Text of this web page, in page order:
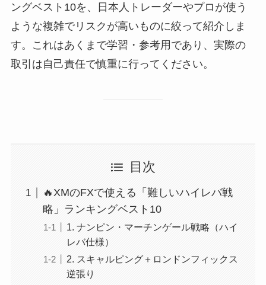
ングベスト10を、日本人トレーダーやプロが使う
ような複雑でリスクが高いものに絞って紹介しま
す。これはあくまで学習・参考用であり、実際の
取引は自己責任で慎重に行ってください。
目次
🔥XMのFXで使える「難しいハイレバ戦
略」ランキングベスト10
1. ナンピン・マーチンゲール戦略（ハイ
レバ仕様）
2. スキャルピング＋ロンドンフィックス
逆張り